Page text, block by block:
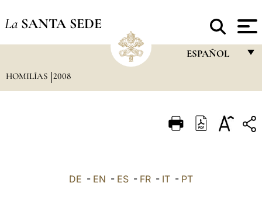
La SANTA SEDE
ESPAÑOL
ITALIANO
HOMILÍAS 2008
DE - EN - ES - FR - IT - PT